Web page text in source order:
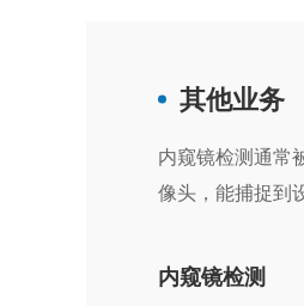
其他业务
内窥镜检测通常
像头，能捕捉到
内窥镜检测